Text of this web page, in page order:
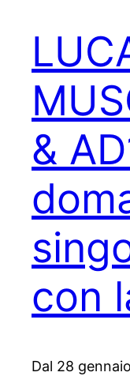
&
con
Dal 28